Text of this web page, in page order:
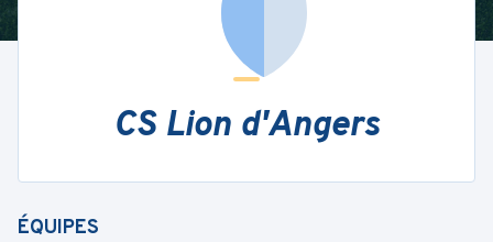
CS Lion d'Angers
ÉQUIPES